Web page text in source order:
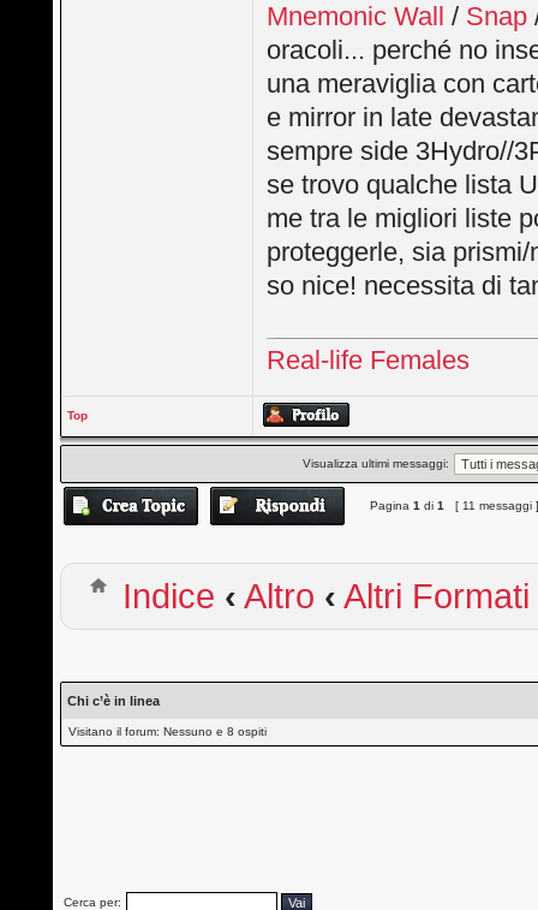
Mnemonic Wall / Snap
oracoli... perché no
una meraviglia con
e mirror in late
sempre side 3Hydro//
se trovo qualche lista
me tra le migliori liste
proteggerle, sia
so nice! necessita di
Real-life Females
Top
Visualizza ultimi messaggi:
Pagina1 di1 [ 11 messaggi
Indice ‹ Altro ‹ Altri
Chi c’è in linea
Visitano il forum: Nessuno e 8 ospiti
Cerca per: